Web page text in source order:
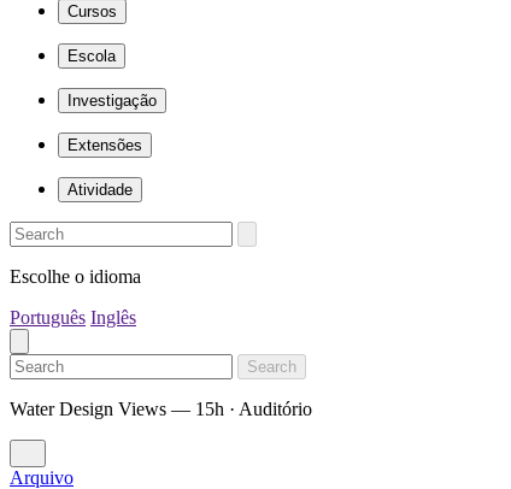
Cursos
Escola
Investigação
Extensões
Atividade
Escolhe o idioma
Português Inglês
Search
Water Design Views — 15h · Auditório
Arquivo